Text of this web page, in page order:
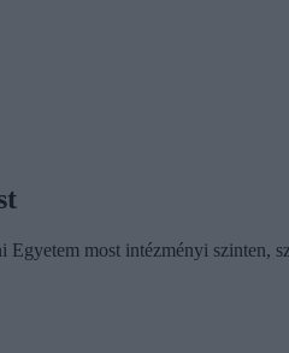
most intézményi szinten,